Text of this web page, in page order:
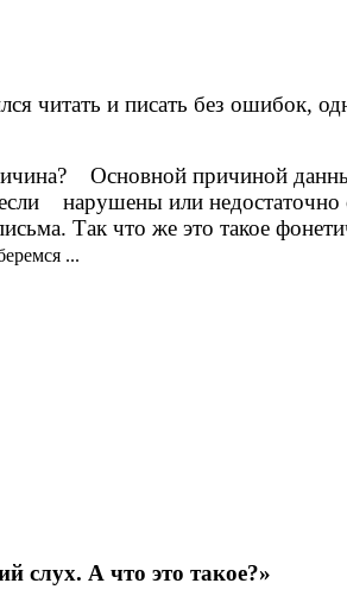
читать и писать без ошибок,
Основной причиной
нарушены или
Так что же это такое
...
слух. А что это такое?»